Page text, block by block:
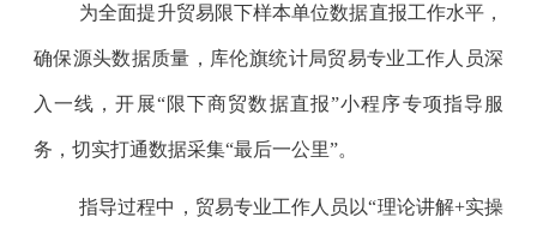
为全面提升贸易限下样本单位数据直报工作水平，
确保源头数据质量，库伦旗统计局贸易专业工作人员深
入一线，开展“限下商贸数据直报”小程序专项指导服
务，切实打通数据采集“最后一公里”。
指导过程中，贸易专业工作人员以“理论讲解+实操